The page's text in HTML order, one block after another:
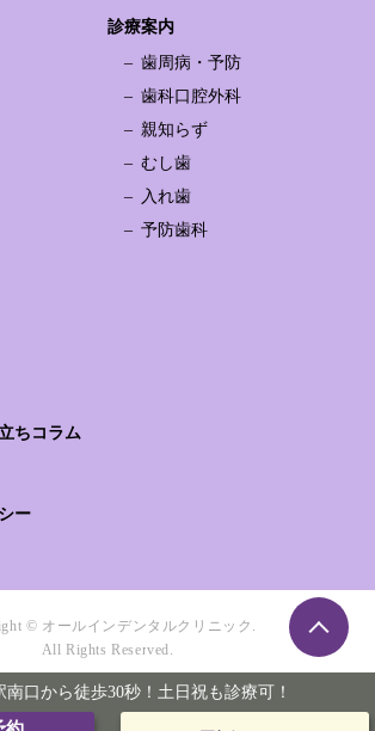
南口から徒歩30秒！土日祝も診療可！
診療案内
歯周病・予防
歯科口腔外科
親知らず
むし歯
入れ歯
予防歯科
ちコラム
ー
© オールインデンタルクリニック.
All Rights Reserved.